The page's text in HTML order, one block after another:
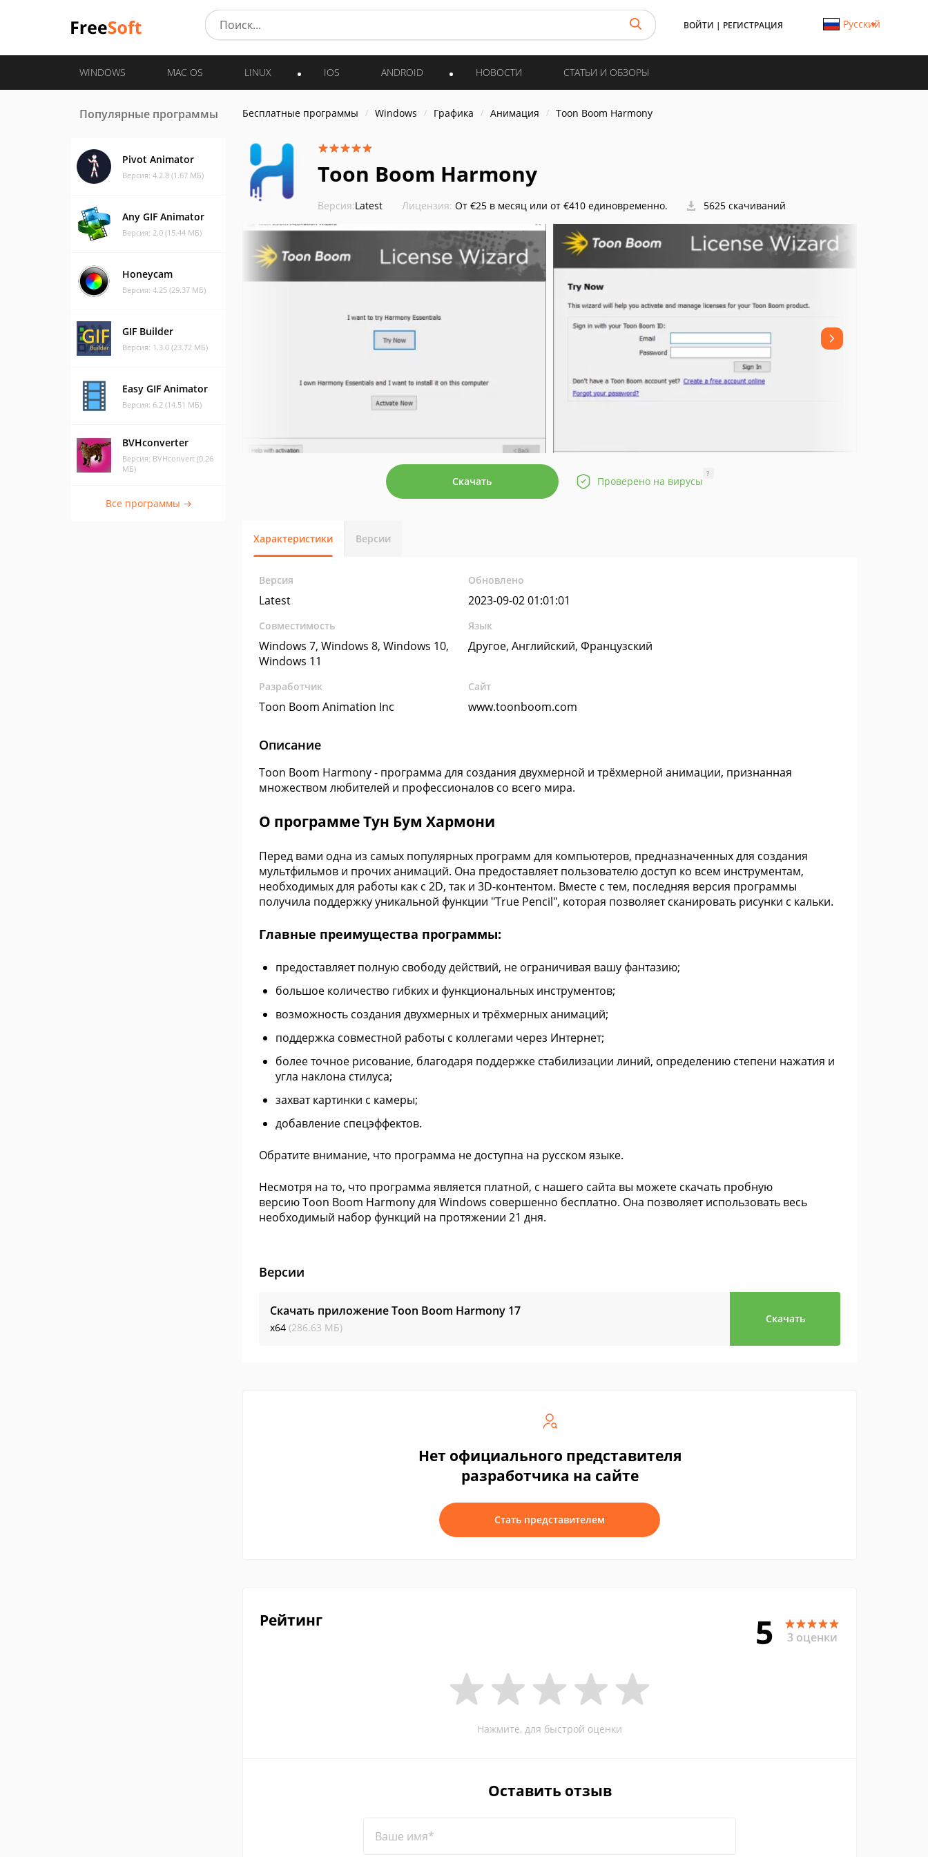
ВОЙТИ | РЕГИСТРАЦИЯ Русский
WINDOWS MAC OS LINUX IOS ANDROID НОВОСТИ СТАТЬИ И ОБЗОРЫ
Популярные программы
Pivot Animator
Версия: 4.2.8 (1.67 МБ)
Any GIF Animator
Версия: 2.0 (15.44 МБ)
Honeycam
Версия: 4.25 (29.37 МБ)
GIF Builder
Версия: 1.3.0 (23.72 МБ)
Easy GIF Animator
Версия: 6.2 (14.51 МБ)
BVHconverter
Версия: BVHconvert (0.26
МБ)
Все программы →
Бесплатные программы Windows Графика Анимация Toon Boom Harmony
Toon Boom Harmony
Версия:Latest Лицензия: От €25 в месяц или от €410 единовременно. 5625 скачиваний
Скачать Проверено на вирусы
?
Характеристики Версии
Версия
Latest
Обновлено
2023-09-02 01:01:01
Совместимость
Windows 7, Windows 8, Windows 10,
Windows 11
Язык
Другое, Английский, Французский
Разработчик
Toon Boom Animation Inc
Сайт
www.toonboom.com
Описание
Toon Boom Harmony - программа для создания двухмерной и трёхмерной анимации, признанная
множеством любителей и профессионалов со всего мира.
О программе Тун Бум Хармони
Перед вами одна из самых популярных программ для компьютеров, предназначенных для создания
мультфильмов и прочих анимаций. Она предоставляет пользователю доступ ко всем инструментам,
необходимых для работы как с 2D, так и 3D-контентом. Вместе с тем, последняя версия программы
получила поддержку уникальной функции "True Pencil", которая позволяет сканировать рисунки с кальки.
Главные преимущества программы:
предоставляет полную свободу действий, не ограничивая вашу фантазию;
большое количество гибких и функциональных инструментов;
возможность создания двухмерных и трёхмерных анимаций;
поддержка совместной работы с коллегами через Интернет;
более точное рисование, благодаря поддержке стабилизации линий, определению степени нажатия и
угла наклона стилуса;
захват картинки с камеры;
добавление спецэффектов.
Обратите внимание, что программа не доступна на русском языке.
Несмотря на то, что программа является платной, с нашего сайта вы можете скачать пробную
версию Toon Boom Harmony для Windows совершенно бесплатно. Она позволяет использовать весь
необходимый набор функций на протяжении 21 дня.
Версии
Скачать приложение Toon Boom Harmony 17
x64 (286.63 МБ)
Скачать
Нет официального представителя
разработчика на сайте
Стать представителем
Рейтинг 5 3 оценки
Нажмите, для быстрой оценки
Оставить отзыв
Ваше имя*